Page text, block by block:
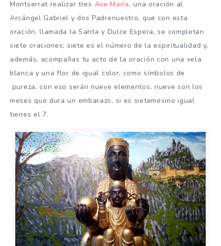
Montserrat realizar tres Ave María, una oración al
Arcángel Gabriel y dos Padrenuestro, que con esta
oración, llamada la Santa y Dulce Espera, se completan
siete oraciones; siete es el número de la espiritualidad y,
además, acompañas tu acto de la oración con una vela
blanca y una flor de igual color, como símbolos de
pureza, con eso serán nueve elementos, nueve son los
meses que dura un embarazo, si es sietemesino igual
tienes el 7.